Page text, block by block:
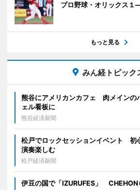
プロ野球・オリックス１
もっと見る
みん経トピック
熊谷にアメリカンカフェ 肉メインの
ェル看板に
熊谷経済新聞
松戸でロックセッションイベント 初
演奏楽しむ
松戸経済新聞
伊豆の国で「IZURUFES」 CHEHON